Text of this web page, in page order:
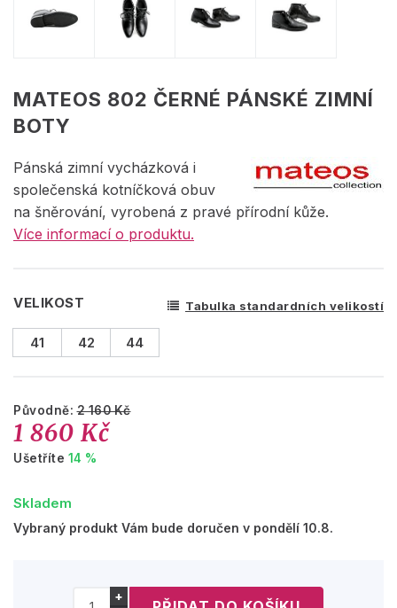
MATEOS 802 ČERNÉ PÁNSKÉ ZIMNÍ
BOTY
Pánská zimní vycházková i
společenská kotníčková obuv
na šněrování, vyrobená z pravé přírodní kůže.
Více informací o produktu.
VELIKOST Tabulka standardních velikostí
41 42 44
Původně:2 160 Kč
1 860 Kč
Ušetříte 14 %
Skladem
Vybraný produkt Vám bude doručen v pondělí 10.8.
+